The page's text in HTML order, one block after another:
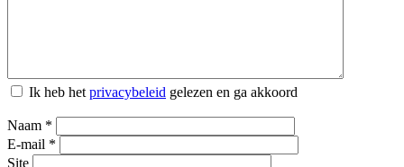
Ik heb het privacybeleid gelezen en ga akkoord
Naam *
E-mail *
Site